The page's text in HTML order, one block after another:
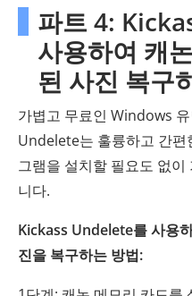
파트 4:
사용하여 캐
된 사진 복구
가볍고 무료인 Windows
Undelete는 훌륭하고 간편
그램을 설치할 필요도 없
니다.
Kickass Undelete를 사용
진을 복구하는 방법: